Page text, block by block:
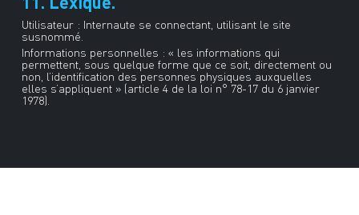
Utilisateur : Internaute se connectant, utilisant le site
susnommé.
Informations personnelles : « les informations qui
permettent, sous quelque forme que ce soit, directement ou
non, l’identification des personnes physiques auxquelles
elles s’appliquent » (article 4 de la loi n° 78-17 du 6 janvier
1978).